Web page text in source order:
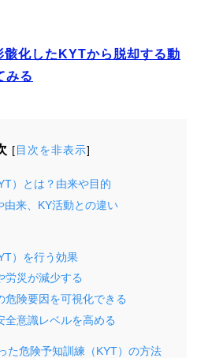
骸化したKYTから脱却する動
みる
[目次を非表示]
）とは？由来や目的
由来、KY活動との違い
）を行う効果
労災が減少する
危険要因を可視化できる
全意識レベルを高める
た危険予知訓練（KYT）の方法